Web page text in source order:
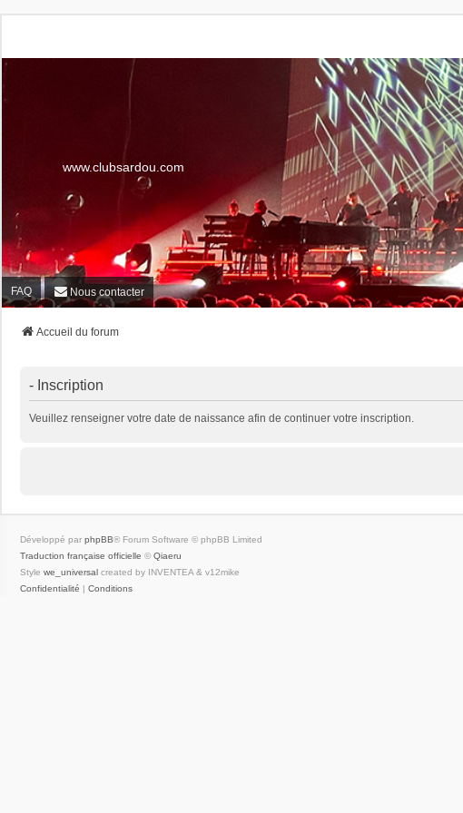
www.clubsardou.com
FAQ Nous contacter
Accueil du forum
- Inscription
Veuillez renseigner votre date de naissance afin de continuer votre inscription.
Développé par phpBB® Forum Software © phpBB Limited
Traduction française officielle © Qiaeru
Style we_universal created by INVENTEA & v12mike
Confidentialité | Conditions